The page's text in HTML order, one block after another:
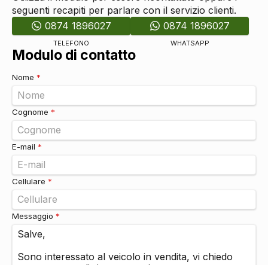
Vetri
Alzacristalli elettrici
DI SERIE
Alzacristalli elettrici posteriori
DI SERIE
seguenti recapiti per parlare con il servizio clienti.
0874 1896027
TELEFONO
0874 1896027
WHATSAPP
Modulo di contatto
Nome *
Cognome *
E-mail *
Cellulare *
Messaggio *